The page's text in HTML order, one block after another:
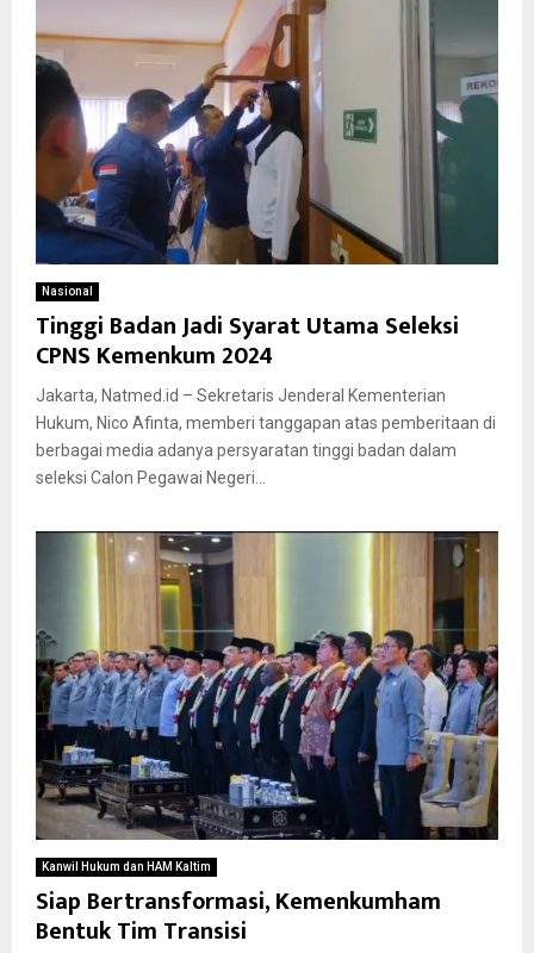
Nasional
Tinggi Badan Jadi Syarat Utama Seleksi
CPNS Kemenkum 2024
Jakarta, Natmed.id – Sekretaris Jenderal Kementerian
Hukum, Nico Afinta, memberi tanggapan atas pemberitaan di
berbagai media adanya persyaratan tinggi badan dalam
seleksi Calon Pegawai Negeri...
Kanwil Hukum dan HAM Kaltim
Siap Bertransformasi, Kemenkumham
Bentuk Tim Transisi